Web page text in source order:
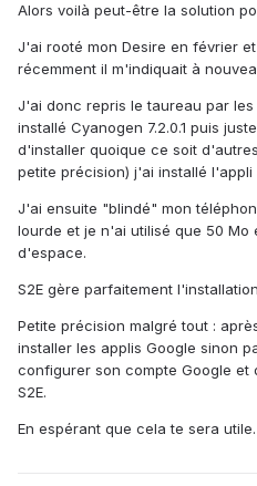
Alors voilà peut-être la solution
J'ai rooté mon Desire en février
récemment il m'indiquait à
J'ai donc repris le taureau par
installé Cyanogen 7.2.0.1 puis
d'installer quoique ce soit
petite précision) j'ai installé l'appli
J'ai ensuite "blindé" mon
lourde et je n'ai utilisé que 50 Mo
d'espace.
S2E gère parfaitement
Petite précision malgré tout :
installer les applis Google sinon
configurer son compte Google
S2E.
En espérant que cela te sera utile.